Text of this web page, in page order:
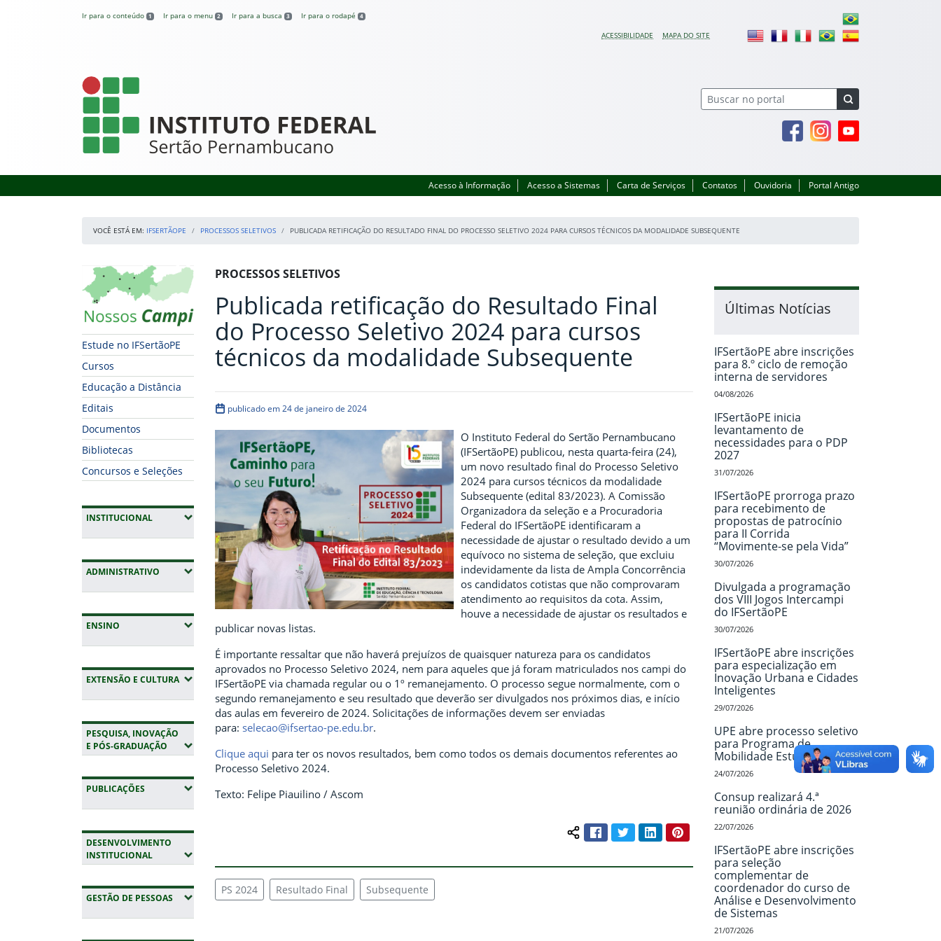
Ir para o conteúdo 1 Ir para o menu 2 Ir para a busca 3 Ir para o rodapé 4
ACESSIBILIDADE MAPA DO SITE
IFSertãoPE
FacebookInstagramYoutube
Acesso à Informação Acesso a Sistemas Carta de Serviços Contatos Ouvidoria Portal Antigo
VOCÊ ESTÁ EM: IFSERTÃOPE PROCESSOS SELETIVOS PUBLICADA RETIFICAÇÃO DO RESULTADO FINAL DO PROCESSO SELETIVO 2024 PARA CURSOS TÉCNICOS DA MODALIDADE SUBSEQUENTE
Início da navegação
Mapa Campi
Estude no IFSertãoPE
Cursos
Educação a Distância
Editais
Documentos
Bibliotecas
Concursos e Seleções
INSTITUCIONAL(EXPANDIR SUBMENUS)
ADMINISTRATIVO (EXPANDIR SUBMENUS)
ENSINO (EXPANDIR SUBMENUS)
EXTENSÃO E CULTURA(EXPANDIR SUBMENUS)
PESQUISA, INOVAÇÃO
E PÓS-GRADUAÇÃO (EXPANDIR SUBMENUS)
PUBLICAÇÕES (EXPANDIR SUBMENUS)
DESENVOLVIMENTO
INSTITUCIONAL(EXPANDIR SUBMENUS)
GESTÃO DE PESSOAS (EXPANDIR SUBMENUS)
Início do conteúdo
PROCESSOS SELETIVOS
Publicada retificação do Resultado Final
do Processo Seletivo 2024 para cursos
técnicos da modalidade Subsequente
publicado em 24 de janeiro de 2024
O Instituto Federal do Sertão Pernambucano
(IFSertãoPE) publicou, nesta quarta-feira (24),
um novo resultado final do Processo Seletivo
2024 para cursos técnicos da modalidade
Subsequente (edital 83/2023). A Comissão
Organizadora da seleção e a Procuradoria
Federal do IFSertãoPE identificaram a
necessidade de ajustar o resultado devido a um
equívoco no sistema de seleção, que excluiu
indevidamente da lista de Ampla Concorrência
os candidatos cotistas que não comprovaram
atendimento ao requisitos da cota. Assim,
houve a necessidade de ajustar os resultados e
publicar novas listas.
É importante ressaltar que não haverá prejuízos de quaisquer natureza para os candidatos
aprovados no Processo Seletivo 2024, nem para aqueles que já foram matriculados nos campi do
IFSertãoPE via chamada regular ou o 1º remanejamento. O processo segue normalmente, com o
segundo remanejamento e seu resultado que deverão ser divulgados nos próximos dias, e início
das aulas em fevereiro de 2024. Solicitações de informações devem ser enviadas
para: selecao@ifsertao-pe.edu.br.
Clique aqui para ter os novos resultados, bem como todos os demais documentos referentes ao
Processo Seletivo 2024.
Texto: Felipe Piauilino / Ascom
Compartilhar conteúdo:
FacebookTwitterLinkedInPinterest
PS 2024 Resultado Final Subsequente
Últimas Notícias
IFSertãoPE abre inscrições
para 8.º ciclo de remoção
interna de servidores
04/08/2026
IFSertãoPE inicia
levantamento de
necessidades para o PDP
2027
31/07/2026
IFSertãoPE prorroga prazo
para recebimento de
propostas de patrocínio
para II Corrida
“Movimente-se pela Vida”
30/07/2026
Divulgada a programação
dos VIII Jogos Intercampi
do IFSertãoPE
30/07/2026
IFSertãoPE abre inscrições
para especialização em
Inovação Urbana e Cidades
Inteligentes
29/07/2026
UPE abre processo seletivo
para Programa de
Mobilidade Estudantil
24/07/2026
Consup realizará 4.ª
reunião ordinária de 2026
22/07/2026
IFSertãoPE abre inscrições
para seleção
complementar de
coordenador do curso de
Análise e Desenvolvimento
de Sistemas
21/07/2026